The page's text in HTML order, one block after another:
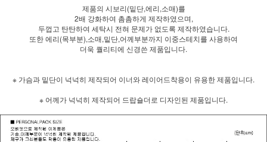
제품의 시보리(밑단,에리,소매)를
2배 강화하여 촘촘하게 제작하였으며,
두껍고 탄탄하여 세탁시 전혀 문제가 없도록 제작하였습니다.
또한 에리(목부분),소매,밑단,어께부분까지 이중스테치를 사용하여
더욱 퀄리티에 신경쓴 제품입니다.
※ 가슴과 밑단이 넉넉히 제작되어 이너와 레이어드착용이 유용한 제품입니다.
※ 어께가 넉넉히 제작되어 드랍숄더로 디자인된 제품입니다.